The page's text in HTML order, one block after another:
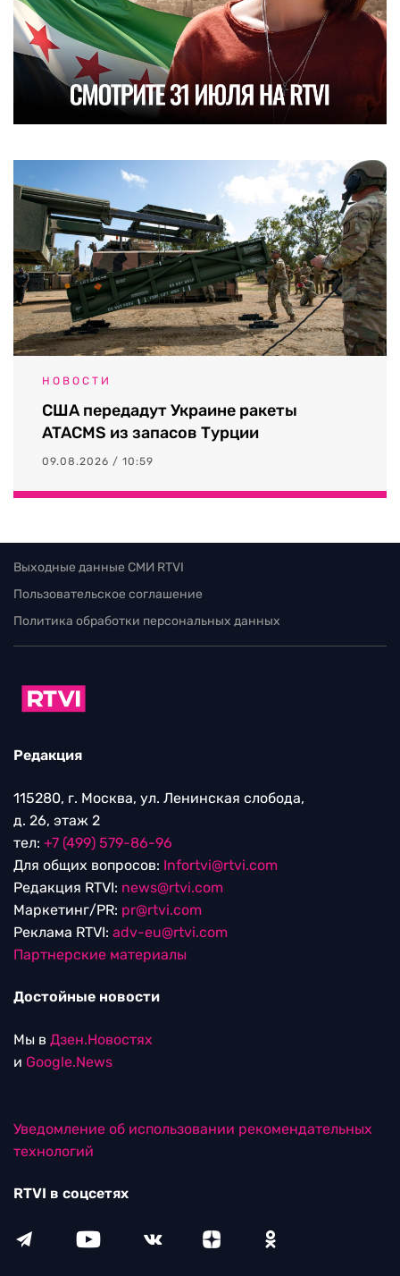
НОВОСТИ
США передадут Украине ракеты
ATACMS из запасов Турции
09.08.2026 / 10:59
Выходные данные СМИ RTVI
Пользовательское соглашение
Политика обработки персональных данных
Редакция
115280, г. Москва, ул. Ленинская слобода,
д. 26, этаж 2
тел: +7 (499) 579-86-96
Для общих вопросов: Infortvi@rtvi.com
Редакция RTVI: news@rtvi.com
Маркетинг/PR: pr@rtvi.com
Реклама RTVI: adv-eu@rtvi.com
Партнерские материалы
Достойные новости
Мы в Дзен.Новостях
и Google.News
Уведомление об использовании рекомендательных
технологий
RTVI в соцсетях